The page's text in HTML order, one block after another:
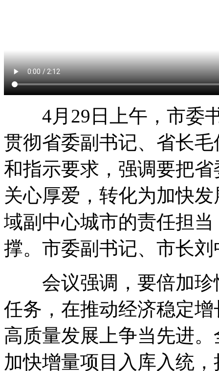
4月29日上午，市委书
贯彻省委副书记、省长
和指示要求，强调要把
关心厚爱，转化为加快
域副中心城市的责任担
撑。市委副书记、市长
会议强调，要倍加珍
任务，在推动经济稳定
高质量发展上争当先进
加快增量项目入库入统